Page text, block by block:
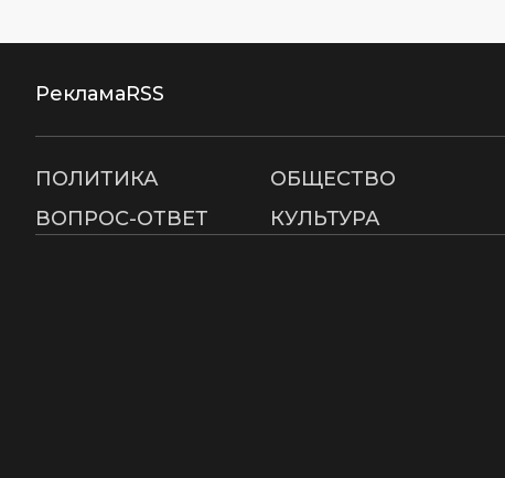
РекламаRSS
ПОЛИТИКА ОБЩЕСТВО
ВОПРОС-ОТВЕТ
КУЛЬТУРА